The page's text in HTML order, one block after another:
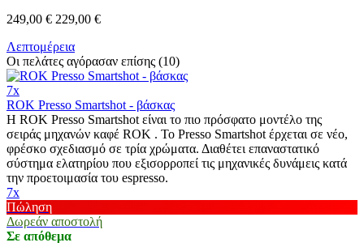
249,00 € 229,00 €
Λεπτομέρεια
Οι πελάτες αγόρασαν επίσης (10)
7x
ROK Presso Smartshot - βάσκας
Η ROK Presso Smartshot είναι το πιο πρόσφατο μοντέλο της
σειράς μηχανών καφέ ROK . Το Presso Smartshot έρχεται σε νέο,
φρέσκο σχεδιασμό σε τρία χρώματα. Διαθέτει επαναστατικό
σύστημα ελατηρίου που εξισορροπεί τις μηχανικές δυνάμεις κατά
την προετοιμασία του espresso.
7x
Πώληση
Δωρεάν αποστολή
Σε απόθεμα